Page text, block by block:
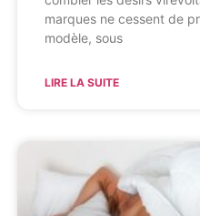
marques ne cessent de
modèle, sous
LIRE LA SUITE